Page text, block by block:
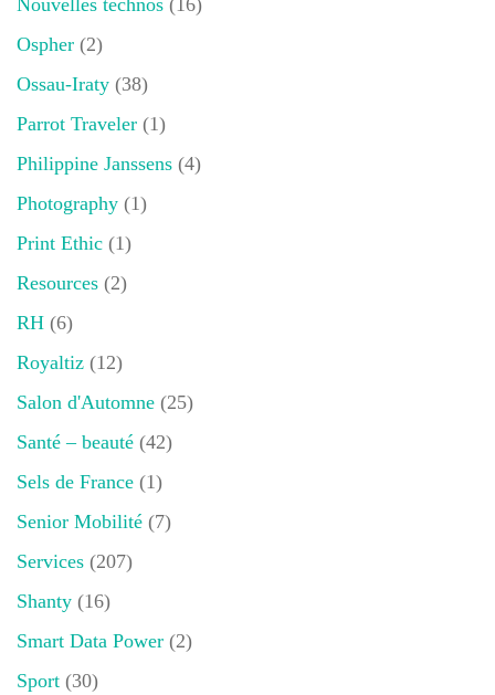
Nouvelles technos (16)
Ospher (2)
Ossau-Iraty (38)
Parrot Traveler (1)
Philippine Janssens (4)
Photography (1)
Print Ethic (1)
Resources (2)
RH (6)
Royaltiz (12)
Salon d'Automne (25)
Santé – beauté (42)
Sels de France (1)
Senior Mobilité (7)
Services (207)
Shanty (16)
Smart Data Power (2)
Sport (30)